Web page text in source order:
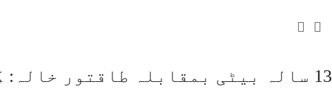
13 سالہ بیٹی بمقابلہ طاقتور خالہ: کِم جونگ ان خاندان میں اقتدار کی جنگ چھڑ گئی